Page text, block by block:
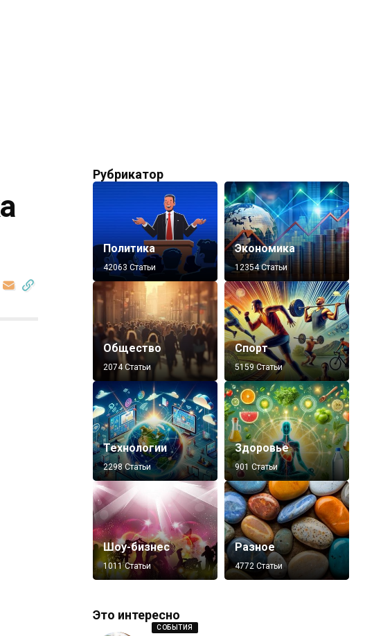
Рубрикатор
Политика
42063 Статьи
Экономика
12354 Статьи
Общество
2074 Статьи
Спорт
5159 Статьи
Технологии
2298 Статьи
Здоровье
901 Статьи
Шоу-бизнес
1011 Статьи
Разное
4772 Статьи
Это интересно
СОБЫТИЯ